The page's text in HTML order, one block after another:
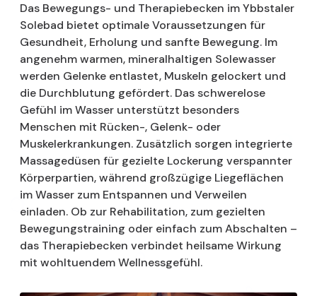
Das Bewegungs- und Therapiebecken im Ybbstaler
Solebad bietet optimale Voraussetzungen für
Gesundheit, Erholung und sanfte Bewegung. Im
angenehm warmen, mineralhaltigen Solewasser
werden Gelenke entlastet, Muskeln gelockert und
die Durchblutung gefördert. Das schwerelose
Gefühl im Wasser unterstützt besonders
Menschen mit Rücken-, Gelenk- oder
Muskelerkrankungen. Zusätzlich sorgen integrierte
Massagedüsen für gezielte Lockerung verspannter
Körperpartien, während großzügige Liegeflächen
im Wasser zum Entspannen und Verweilen
einladen. Ob zur Rehabilitation, zum gezielten
Bewegungstraining oder einfach zum Abschalten –
das Therapiebecken verbindet heilsame Wirkung
mit wohltuendem Wellnessgefühl.